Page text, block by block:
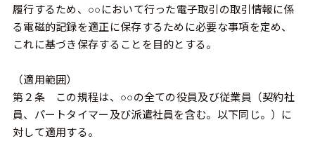
履行するため、○○において行った電子取引の取引情報に係
る電磁的記録を適正に保存するために必要な事項を定め、
これに基づき保存することを目的とする。
（適用範囲）
第２条 この規程は、○○の全ての役員及び従業員（契約社
員、パートタイマー及び派遣社員を含む。以下同じ。）に
対して適用する。